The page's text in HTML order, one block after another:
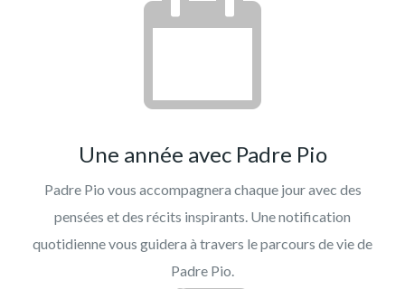
Une année avec Padre Pio
Padre Pio vous accompagnera chaque jour avec des
pensées et des récits inspirants. Une notification
quotidienne vous guidera à travers le parcours de vie de
Padre Pio.